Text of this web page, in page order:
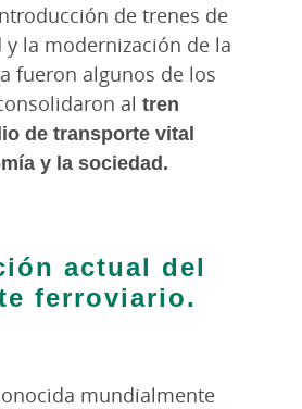
de trenes de
y la modernización de la
fueron algunos de los
al tren
de transporte vital
y la sociedad.
actual del
ferroviario.
mundialmente